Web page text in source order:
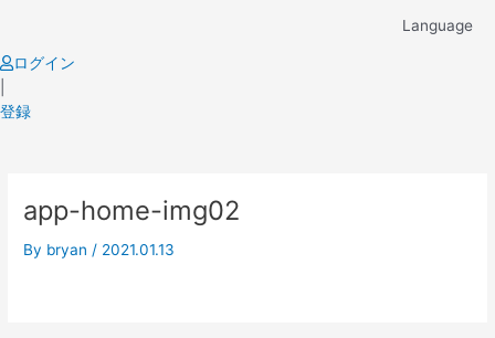
content
Language
ログイン
登録
app-home-img02
By bryan / 2021.01.13